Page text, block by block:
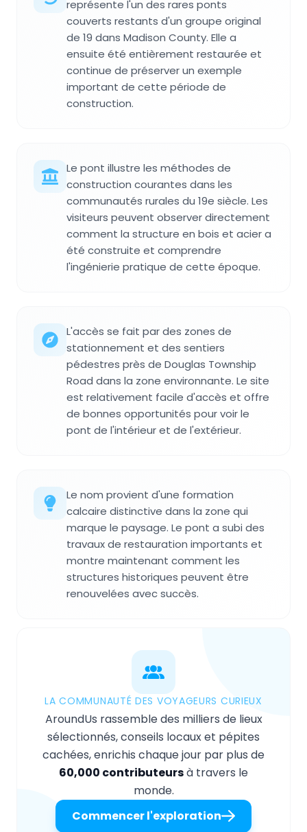
représente l'un des rares ponts
couverts restants d'un groupe original
de 19 dans Madison County. Elle a
ensuite été entièrement restaurée et
continue de préserver un exemple
important de cette période de
construction.
Le pont illustre les méthodes de
construction courantes dans les
communautés rurales du 19e siècle. Les
visiteurs peuvent observer directement
comment la structure en bois et acier a
été construite et comprendre
l'ingénierie pratique de cette époque.
L'accès se fait par des zones de
stationnement et des sentiers
pédestres près de Douglas Township
Road dans la zone environnante. Le site
est relativement facile d'accès et offre
de bonnes opportunités pour voir le
pont de l'intérieur et de l'extérieur.
Le nom provient d'une formation
calcaire distinctive dans la zone qui
marque le paysage. Le pont a subi des
travaux de restauration importants et
montre maintenant comment les
structures historiques peuvent être
renouvelées avec succès.
LA COMMUNAUTÉ DES VOYAGEURS CURIEUX
AroundUs rassemble des milliers de lieux
sélectionnés, conseils locaux et pépites
cachées, enrichis chaque jour par plus de
60,000 contributeursà travers le
monde.
Commencer l'exploration